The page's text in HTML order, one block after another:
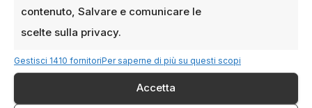
contenuto, Salvare e comunicare le
scelte sulla privacy.
Gestisci 1410 fornitoriPer saperne di più su questi scopi
Accetta
Durante il Festival trovano spazio anche
proiezioni speciali, documentari, restauri
che contribuiscono a rendere Cannes un
evento centrale per l’intero settore audiovisivo.